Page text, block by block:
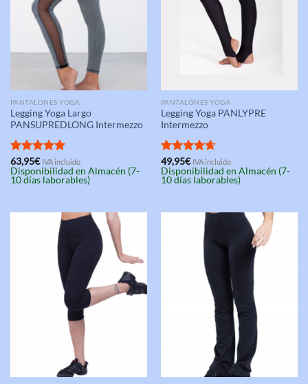
PANTALONES YOGA
Legging Yoga Largo
PANSUPREDLONG Intermezzo
Valorado
con5.00
de 5
63,95€ IVA incluido
Disponibilidad en Almacén (7-
10 días laborables)
PANTALONES YOGA
Legging Yoga PANLYPRE
Intermezzo
Valorado
con4.67
de 5
49,95€ IVA incluido
Disponibilidad en Almacén (7-
10 días laborables)